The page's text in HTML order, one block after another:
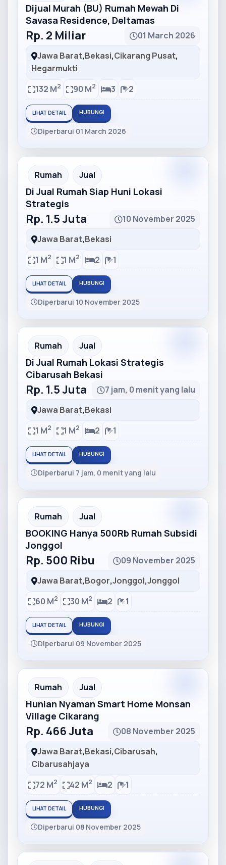
Dijual Murah (BU) Rumah Mewah Di
Savasa Residence, Deltamas
Rp. 2 Miliar
01 March 2026
Jawa Barat,Bekasi,Cikarang Pusat,
Hegarmukti
132 M2 90 M2 3 2
LIHAT DETAIL HUBUNGI
Diperbarui 01 March 2026
Partner Ad
Rumah Jual
Di Jual Rumah Siap Huni Lokasi
Strategis
Rp. 1.5 Juta
10 November 2025
Jawa Barat,Bekasi
1 M2 1 M2 2 1
LIHAT DETAIL HUBUNGI
Diperbarui 10 November 2025
Partner Ad
Rumah Jual
Di Jual Rumah Lokasi Strategis
Cibarusah Bekasi
Rp. 1.5 Juta
7 jam, 0 menit yang lalu
Jawa Barat,Bekasi
1 M2 1 M2 2 1
LIHAT DETAIL HUBUNGI
Diperbarui 7 jam, 0 menit yang lalu
Partner Ad
Rumah Jual
BOOKING Hanya 500Rb Rumah Subsidi
Jonggol
Rp. 500 Ribu
09 November 2025
Jawa Barat,Bogor,Jonggol,Jonggol
60 M2 30 M2 2 1
LIHAT DETAIL HUBUNGI
Diperbarui 09 November 2025
Partner Ad
Rumah Jual
Hunian Nyaman Smart Home Monsan
Village Cikarang
Rp. 466 Juta
08 November 2025
Jawa Barat,Bekasi,Cibarusah,
Cibarusahjaya
72 M2 42 M2 2 1
LIHAT DETAIL HUBUNGI
Diperbarui 08 November 2025